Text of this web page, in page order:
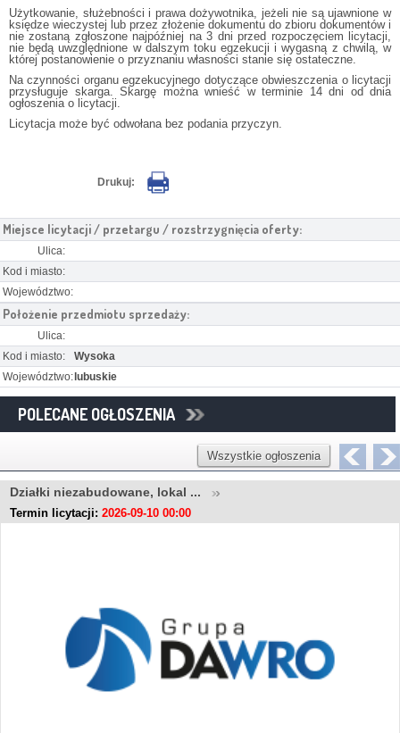
Użytkowanie, służebności i prawa dożywotnika, jeżeli nie są ujawnione w
księdze wieczystej lub przez złożenie dokumentu do zbioru dokumentów i
nie zostaną zgłoszone najpóźniej na 3 dni przed rozpoczęciem licytacji,
nie będą uwzględnione w dalszym toku egzekucji i wygasną z chwilą, w
której postanowienie o przyznaniu własności stanie się ostateczne.
Na czynności organu egzekucyjnego dotyczące obwieszczenia o licytacji
przysługuje skarga. Skargę można wnieść w terminie 14 dni od dnia
ogłoszenia o licytacji.
Licytacja może być odwołana bez podania przyczyn.
Drukuj:
Miejsce licytacji / przetargu / rozstrzygnięcia oferty:
Ulica:
Kod i miasto:
Województwo:
Położenie przedmiotu sprzedaży:
Ulica:
Kod i miasto:
Wysoka
Województwo:lubuskie
POLECANE OGŁOSZENIA
Wszystkie ogłoszenia
Działki niezabudowane, lokal ...
Termin licytacji: 2026-09-10 00:00